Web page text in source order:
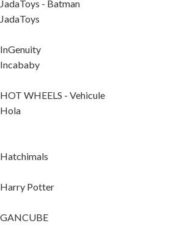
JadaToys - Batman
JadaToys
InGenuity
Incababy
HOT WHEELS - Vehicule
Hola
Hatchimals
Harry Potter
GANCUBE